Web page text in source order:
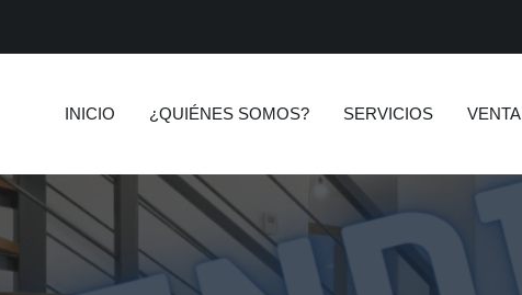
INICIO ¿QUIÉNES SOMOS? SERVICIOS VENTA